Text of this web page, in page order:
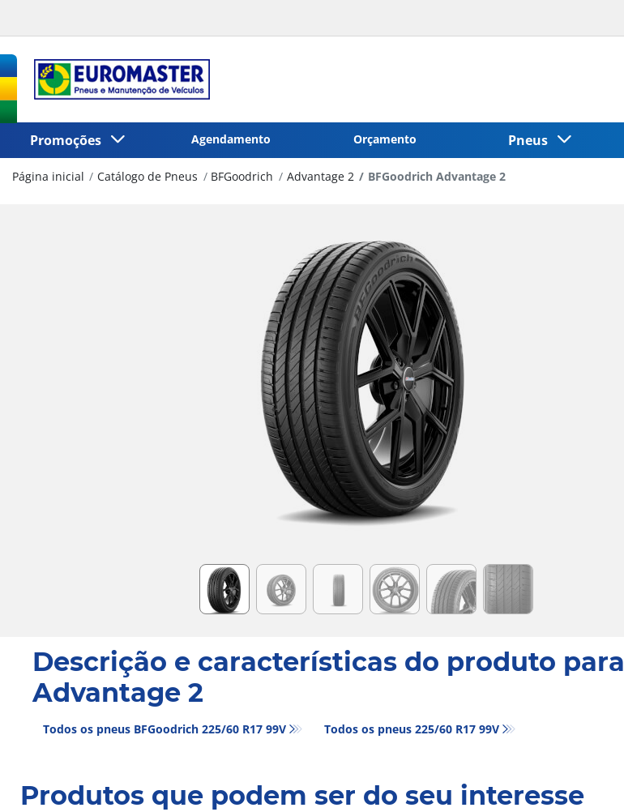
Promoções Agendamento Orçamento Pneus
Página inicial Catálogo de Pneus BFGoodrich Advantage 2 BFGoodrich Advantage 2
Descrição e características do produto para
Advantage 2
Todos os pneus BFGoodrich 225/60 R17 99V Todos os pneus‎ 225/60 R17 99V
Produtos que podem ser do seu interesse